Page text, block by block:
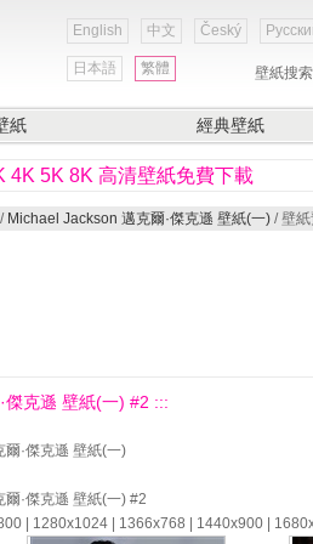
English 中文 Český
日本語 繁體 壁紙搜索
紙 經典壁紙
4K 5K 8K 高清壁紙免費下載
/ Michael Jackson 邁克爾·傑克遜 壁紙(一) / 壁
傑克遜 壁紙(一) #2 :::
·傑克遜 壁紙(一)
·傑克遜 壁紙(一) #2
| 1280x1024 | 1366x768 | 1440x900 |